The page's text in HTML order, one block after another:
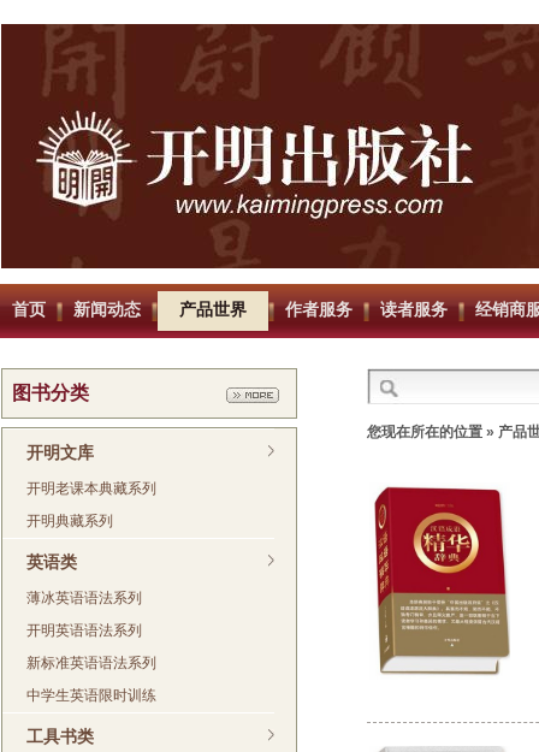
首页 新闻动态 产品世界 作者服务 读者服务 经销商
图书分类
开明文库
开明老课本典藏系列
开明典藏系列
英语类
薄冰英语语法系列
开明英语语法系列
新标准英语语法系列
中学生英语限时训练
工具书类
您现在所在的位置 » 产品